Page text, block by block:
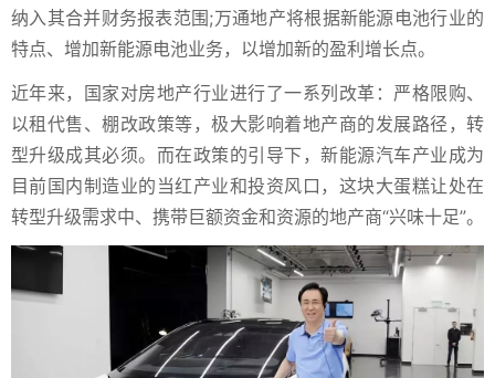
纳入其合并财务报表范围;万通地产将根据新能源电池行业的
特点、增加新能源电池业务，以增加新的盈利增长点。
近年来，国家对房地产行业进行了一系列改革：严格限购、
以租代售、棚改政策等，极大影响着地产商的发展路径，转
型升级成其必须。而在政策的引导下，新能源汽车产业成为
目前国内制造业的当红产业和投资风口，这块大蛋糕让处在
转型升级需求中、携带巨额资金和资源的地产商“兴味十足”。